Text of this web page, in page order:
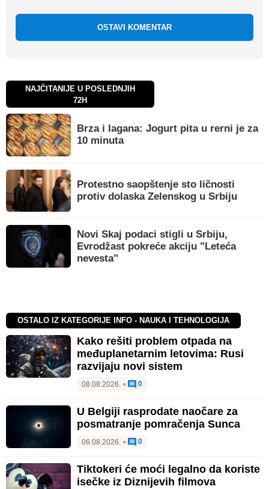
OSTAVI KOMENTAR
NAJČITANIJE U POSLEDNJIH
72H
Brza i lagana: Jogurt pita u rerni je za
10 minuta
Protestno saopštenje sto ličnosti
protiv dolaska Zelenskog u Srbiju
Novi Skaj podaci stigli u Srbiju,
Evrodžast pokreće akciju "Leteća
nevesta"
OSTALO IZ KATEGORIJE INFO - NAUKA I TEHNOLOGIJA
Kako rešiti problem otpada na
međuplanetarnim letovima: Rusi
razvijaju novi sistem
08.08.2026. • 0
U Belgiji rasprodate naočare za
posmatranje pomračenja Sunca
06.08.2026. • 0
Tiktokeri će moći legalno da koriste
isečke iz Diznijevih filmova